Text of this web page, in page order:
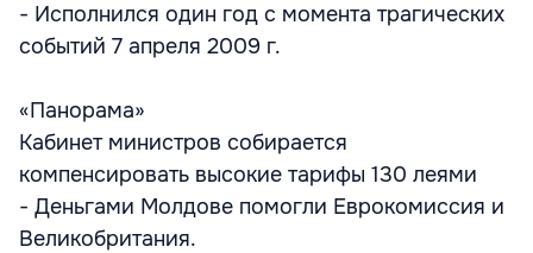
- Исполнился один год с момента трагических
событий 7 апреля 2009 г.
«Панорама»
Кабинет министров собирается
компенсировать высокие тарифы 130 леями
- Деньгами Молдове помогли Еврокомиссия и
Великобритания.